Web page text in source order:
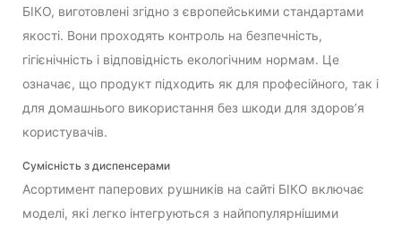
БІКО, виготовлені згідно з європейськими стандартами
якості. Вони проходять контроль на безпечність,
гігієнічність і відповідність екологічним нормам. Це
означає, що продукт підходить як для професійного, так і
для домашнього використання без шкоди для здоров’я
користувачів.
Сумісність з диспенсерами
Асортимент паперових рушників на сайті БІКО включає
моделі, які легко інтегруються з найпопулярнішими